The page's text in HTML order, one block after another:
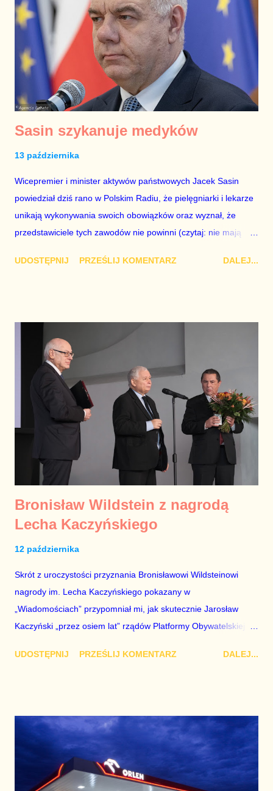
dziennikarze, publicyści itd.) chcieliby trzymać kilka srok za
ogon – kontynuować swoje podstawowe aktywności jedną ręką
oraz gmerać w polityce drugą ręką – trzymając w swojej ręce
rękę przedstawiciela partii opozycyjnej, bo rzecz jasna chodzi o
wpływ na polityczną rzeczywistość bez ponoszenia odpowied...
Sasin szykanuje medyków
13 października
Wicepremier i minister aktywów państwowych Jacek Sasin
powiedział dziś rano w Polskim Radiu, że pielęgniarki i lekarze
unikają wykonywania swoich obowiązków oraz wyznał, że
przedstawiciele tych zawodów nie powinni (czytaj: nie mają
szeregowego posła z ostatnich rzędów sejmowych ław, nie
rządzącej formacji pominąć milczeniem jednak nie sposób.
Wypowiedź premiera Sasina jest skandaliczna z kilku
powodów. Po pierwsze – okazuje pogardę pracownikom służby
zdrowia, którzy naprawdę mają prawo mieć dosyć. Nie trzeba
lubić lekarza czy pielęgniarki, aby wiedzieć, że w tym
szczególnym czasie są przepracowani, ponieważ nawet w
czasach normalności i względnej kontroli nad sytuacją w
sektorze jest ich za mało, a system jest zbyt sła...
UDOSTĘPNIJ PRZEŚLIJ KOMENTARZ DALEJ...
Bronisław Wildstein z nagrodą
Lecha Kaczyńskiego
12 października
Skrót z uroczystości przyznania Bronisławowi Wildsteinowi
nagrody im. Lecha Kaczyńskiego pokazany w
„Wiadomościach” przypomniał mi, jak skutecznie Jarosław
Kaczyński „przez osiem lat” rządów Platformy Obywatelskiej
bohaterami. Ze szczególną intensywnością czynił to zaś po
przodu oraz tego, że w planach tych bierze pod uwagę
zarówno wyborcze tryumfy swojego środowiska politycznego,
jak i jego wyborcze porażki, a nawet długotrwałe klęski i
odstawienie od dobrodziejstw sprawowania władzy. Kult Lecha
UDOSTĘPNIJ PRZEŚLIJ KOMENTARZ DALEJ...